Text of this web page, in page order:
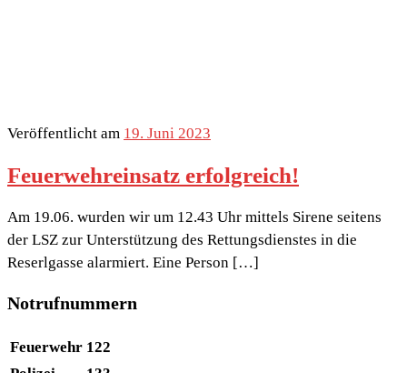
Veröffentlicht am 19. Juni 2023
Feuerwehreinsatz erfolgreich!
Am 19.06. wurden wir um 12.43 Uhr mittels Sirene seitens
der LSZ zur Unterstützung des Rettungsdienstes in die
Reserlgasse alarmiert. Eine Person […]
Notrufnummern
Feuerwehr 122